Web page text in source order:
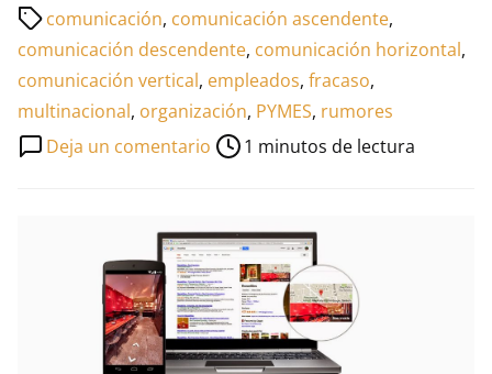
comunicación, comunicación ascendente,
comunicación descendente, comunicación horizontal,
comunicación vertical, empleados, fracaso,
multinacional, organización, PYMES, rumores
Deja un comentario en
de
la
comunicación
en
las
Tiempo
de
lectura
de
la
1 minutos de lectura